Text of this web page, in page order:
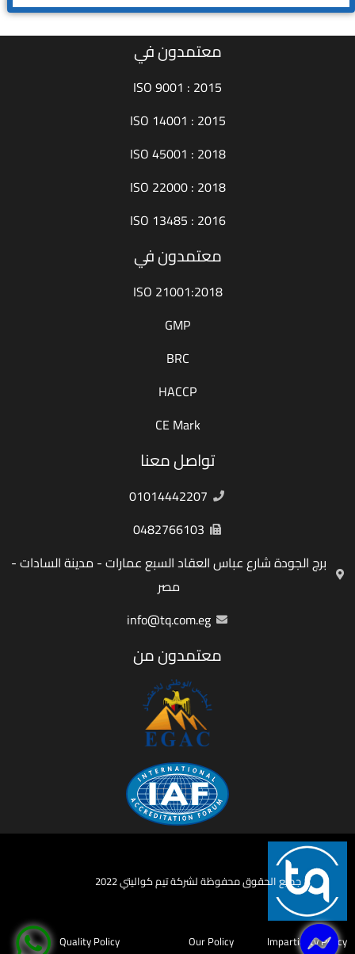
معتمدون في
ISO 9001 : 2015
ISO 14001 : 2015
ISO 45001 : 2018
ISO 22000 : 2018
ISO 13485 : 2016
معتمدون في
ISO 21001:2018
GMP
BRC
HACCP
CE Mark
تواصل معنا
01014442207
0482766103
برج الجودة شارع عباس العقاد السبع عمارات - مدينة السادات -
مصر
info@tq.com.eg
معتمدون من
جميع الحقوق محفوظة لشركة تيم كواليتي 2022
Impartiality Policy
Our Policy
Quality Policy